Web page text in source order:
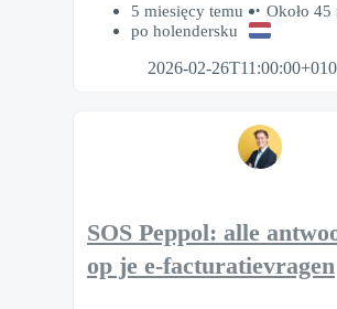
5 miesięcy temu
Około
po holendersku
2026-02-
SOS Peppol: alle
op je e-facturatievragen